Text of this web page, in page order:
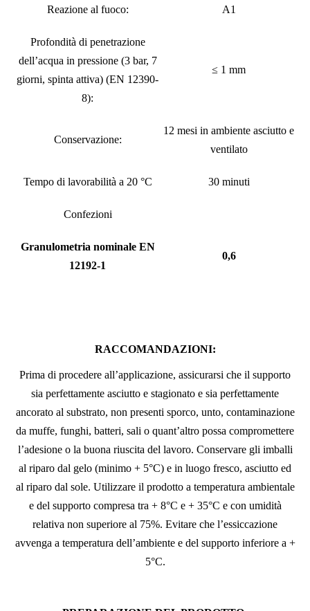
Reazione al fuoco: A1
Profondità di penetrazione
dell’acqua in pressione (3 bar, 7
giorni, spinta attiva) (EN 12390-
8):
≤ 1 mm
Conservazione:
12 mesi in ambiente asciutto e
ventilato
Tempo di lavorabilità a 20 °C 30 minuti
Confezioni
Granulometria nominale EN
12192-1
0,6
RACCOMANDAZIONI:
Prima di procedere all’applicazione, assicurarsi che il supporto
sia perfettamente asciutto e stagionato e sia perfettamente
ancorato al substrato, non presenti sporco, unto, contaminazione
da muffe, funghi, batteri, sali o quant’altro possa compromettere
l’adesione o la buona riuscita del lavoro. Conservare gli imballi
al riparo dal gelo (minimo + 5°C) e in luogo fresco, asciutto ed
al riparo dal sole. Utilizzare il prodotto a temperatura ambientale
e del supporto compresa tra + 8°C e + 35°C e con umidità
relativa non superiore al 75%. Evitare che l’essiccazione
avvenga a temperatura dell’ambiente e del supporto inferiore a +
5°C.